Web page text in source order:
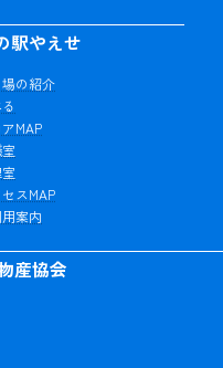
産協会
駅やえせ
の紹介
MAP
スMAP
用案内